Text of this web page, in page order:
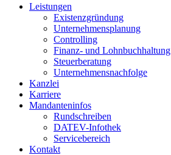
Menu
Leistungen
Existenzgründung
Unternehmensplanung
Controlling
Finanz- und Lohnbuchhaltung
Steuerberatung
Unternehmensnachfolge
Kanzlei
Karriere
Mandanteninfos
Rundschreiben
DATEV-Infothek
Servicebereich
Kontakt